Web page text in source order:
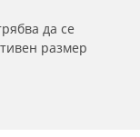
да се
размер